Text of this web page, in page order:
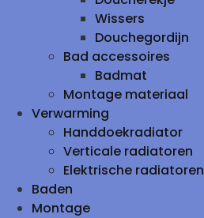
Wissers
Douchegordijn
Bad accessoires
Badmat
Montage materiaal
Verwarming
Handdoekradiator
Verticale radiatoren
Elektrische radiatoren
Baden
Montage